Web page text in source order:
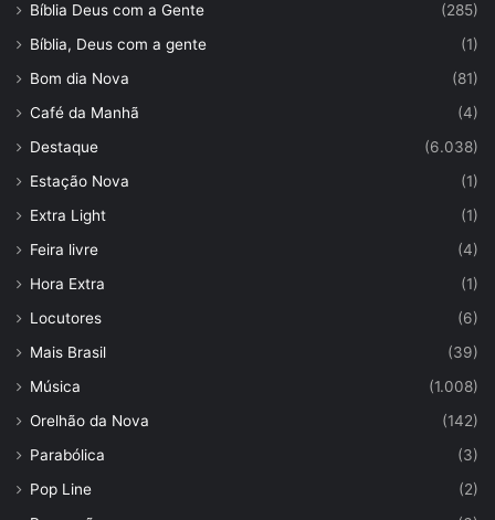
Bíblia Deus com a Gente
(285)
Bíblia, Deus com a gente
(1)
Bom dia Nova
(81)
Café da Manhã
(4)
Destaque
(6.038)
Estação Nova
(1)
Extra Light
(1)
Feira livre
(4)
Hora Extra
(1)
Locutores
(6)
Mais Brasil
(39)
Música
(1.008)
Orelhão da Nova
(142)
Parabólica
(3)
Pop Line
(2)